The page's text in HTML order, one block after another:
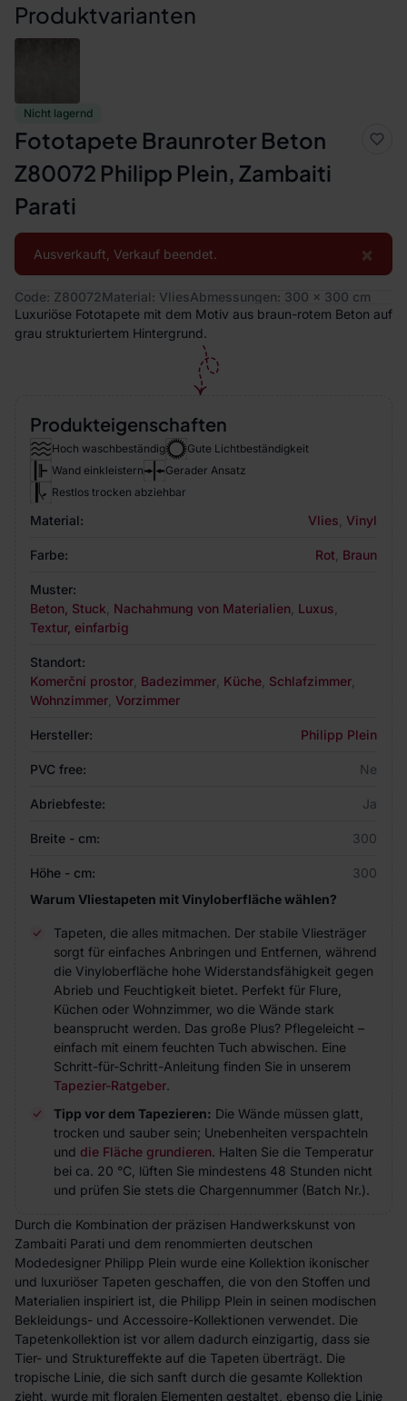
Nicht lagernd
Fototapete Braunroter Beton
Z80072 Philipp Plein, Zambaiti
Parati
×
Ausverkauft, Verkauf beendet.
Code: Z80072Material: VliesAbmessungen: 300 x 300 cm
Luxuriöse Fototapete mit dem Motiv aus braun-rotem Beton auf
grau strukturiertem Hintergrund.
Produktvarianten
Produkteigenschaften
Hoch waschbeständig
Gute Lichtbeständigkeit
Wand einkleistern
Gerader Ansatz
Restlos trocken abziehbar
Material: Vlies Vinyl
Farbe: Rot Braun
Muster:
Beton, Stuck Nachahmung von Materialien Luxus
Textur, einfarbig
Standort:
Komerční prostor Badezimmer Küche Schlafzimmer
Wohnzimmer Vorzimmer
Hersteller: Philipp Plein
PVC free: Ne
Abriebfeste: Ja
Breite - cm: 300
Höhe - cm:
300
Warum Vliestapeten mit Vinyloberfläche wählen?
Tapeten, die alles mitmachen. Der stabile Vliesträger
sorgt für einfaches Anbringen und Entfernen, während
die Vinyloberfläche hohe Widerstandsfähigkeit gegen
Abrieb und Feuchtigkeit bietet. Perfekt für Flure,
Küchen oder Wohnzimmer, wo die Wände stark
beansprucht werden. Das große Plus? Pflegeleicht –
einfach mit einem feuchten Tuch abwischen. Eine
Schritt-für-Schritt-Anleitung finden Sie in unserem
Tapezier-Ratgeber.
Tipp vor dem Tapezieren: Die Wände müssen glatt,
trocken und sauber sein; Unebenheiten verspachteln
und die Fläche grundieren. Halten Sie die Temperatur
bei ca. 20 °C, lüften Sie mindestens 48 Stunden nicht
und prüfen Sie stets die Chargennummer (Batch Nr.).
Durch die Kombination der präzisen Handwerkskunst von
Zambaiti Parati und dem renommierten deutschen
Modedesigner Philipp Plein wurde eine Kollektion ikonischer
und luxuriöser Tapeten geschaffen, die von den Stoffen und
Materialien inspiriert ist, die Philipp Plein in seinen modischen
Bekleidungs- und Accessoire-Kollektionen verwendet. Die
Tapetenkollektion ist vor allem dadurch einzigartig, dass sie
Tier- und Struktureffekte auf die Tapeten überträgt. Die
tropische Linie, die sich sanft durch die gesamte Kollektion
zieht, wurde mit floralen Elementen gestaltet, ebenso die Linie